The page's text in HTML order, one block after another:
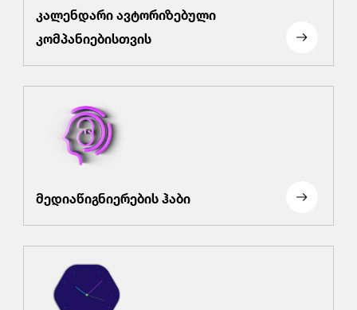
კალენდარი ავტორიზებული
კომპანიებისთვის
მედიაწიგნიერების ჰაბი